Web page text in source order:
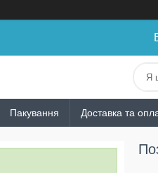
Пакування Доставка та